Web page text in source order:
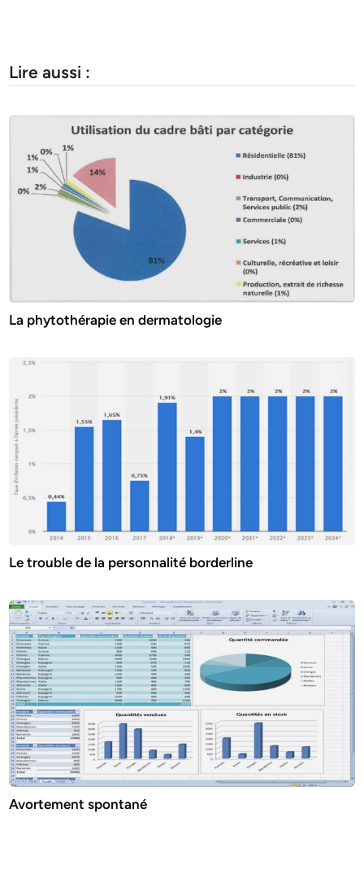
Lire aussi :
La phytothérapie en dermatologie
Le trouble de la personnalité borderline
Avortement spontané